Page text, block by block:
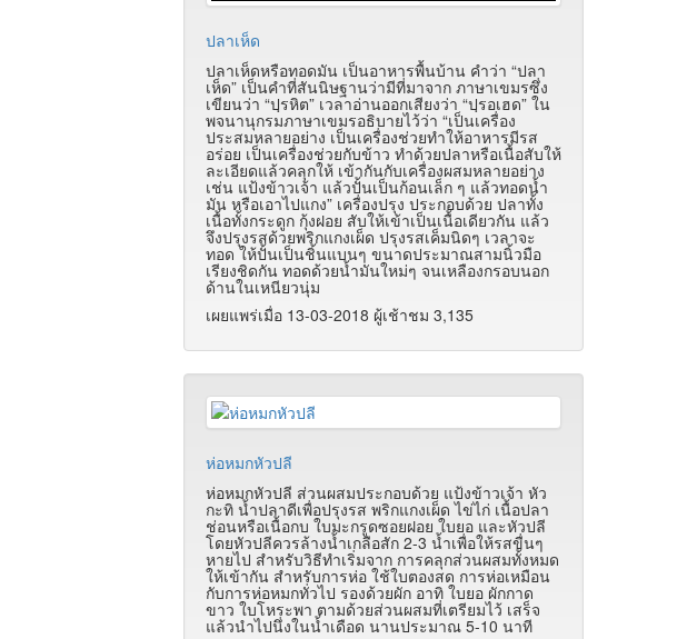
ปลาเห็ด
ปลาเห็ดหรือทอดมัน เป็นอาหารพื้นบ้าน คำว่า “ปลา
เห็ด” เป็นคำที่สันนิษฐานว่ามีที่มาจาก ภาษาเขมรซึ่ง
เขียนว่า “ปฺรหิต” เวลาอ่านออกเสียงว่า “ปฺรอเฮด” ใน
พจนานุกรมภาษาเขมรอธิบายไว้ว่า “เป็นเครื่อง
ประสมหลายอย่าง เป็นเครื่องช่วยทำให้อาหารมีรส
อร่อย เป็นเครื่องช่วยกับข้าว ทำด้วยปลาหรือเนื้อสับให้
ละเอียดแล้วคลุกให้ เข้ากันกับเครื่องผสมหลายอย่าง
เช่น แป้งข้าวเจ้า แล้วปั้นเป็นก้อนเล็ก ๆ แล้วทอดน้ำ
มัน หรือเอาไปแกง” เครื่องปรุง ประกอบด้วย ปลาทั้ง
เนื้อทั้งกระดูก กุ้งฝอย สับให้เข้าเป็นเนื้อเดียวกัน แล้ว
จึงปรุงรสด้วยพริกแกงเผ็ด ปรุงรสเค็มนิดๆ เวลาจะ
ทอด ให้ปั้นเป็นชิ้นแบนๆ ขนาดประมาณสามนิ้วมือ
เรียงชิดกัน ทอดด้วยน้ำมันใหม่ๆ จนเหลืองกรอบนอก
ด้านในเหนียวนุ่ม
เผยแพร่เมื่อ 13-03-2018 ผู้เช้าชม 3,135
ห่อหมกหัวปลี
ห่อหมกหัวปลี ส่วนผสมประกอบด้วย แป้งข้าวเจ้า หัว
กะทิ น้ำปลาดีเพื่อปรุงรส พริกแกงเผ็ด ไข่ไก่ เนื้อปลา
ช่อนหรือเนื้อกบ ใบมะกรูดซอยฝอย ใบยอ และหัวปลี
โดยหัวปลีควรล้างน้ำเกลือสัก 2-3 น้ำเพื่อให้รสขื่นๆ
หายไป สำหรับวิธีทำเริ่มจาก การคลุกส่วนผสมทั้งหมด
ให้เข้ากัน สำหรับการห่อ ใช้ใบตองสด การห่อเหมือน
กับการห่อหมกทั่วไป รองด้วยผัก อาทิ ใบยอ ผักกาด
ขาว ใบโหระพา ตามด้วยส่วนผสมที่เตรียมไว้ เสร็จ
แล้วนำไปนึ่งในน้ำเดือด นานประมาณ 5-10 นาที